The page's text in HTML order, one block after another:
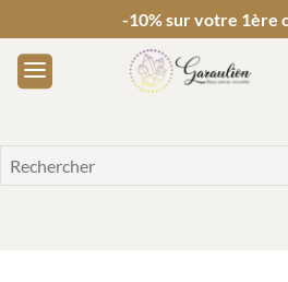
-10% sur votre 1ère